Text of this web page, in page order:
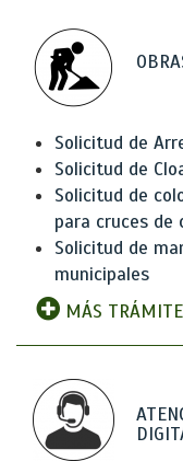
Solicitud de
Solicitud de
Solicitud de
para cruces de
Solicitud de
municipales
MÁS